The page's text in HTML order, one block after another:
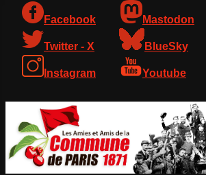
Facebook Mastodon
Twitter - X BlueSky
Instagram Youtube